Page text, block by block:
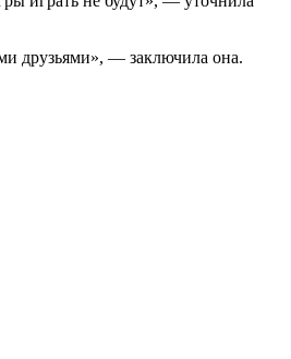
друзьями», — заключила она.